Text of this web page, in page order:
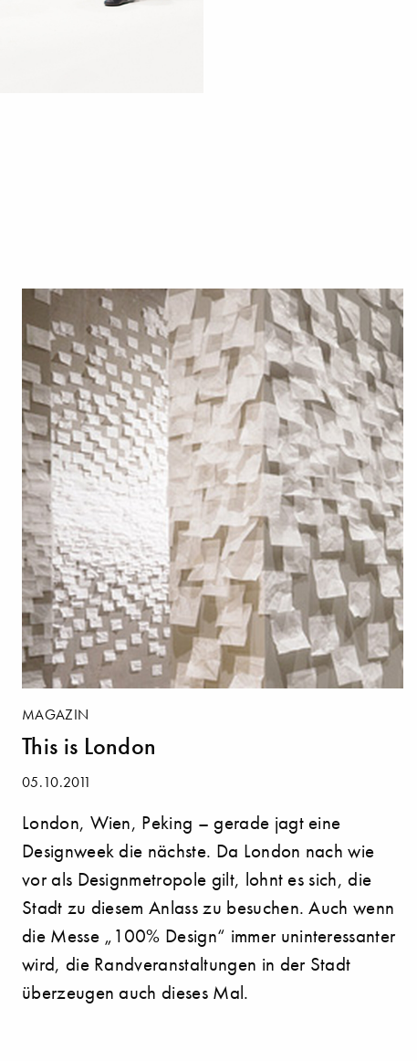
MAGAZIN
This is London
05.10.2011
London, Wien, Peking – gerade jagt eine
Designweek die nächste. Da London nach wie
vor als Designmetropole gilt, lohnt es sich, die
Stadt zu diesem Anlass zu besuchen. Auch wenn
die Messe „100% Design“ immer uninteressanter
wird, die Randveranstaltungen in der Stadt
überzeugen auch dieses Mal.